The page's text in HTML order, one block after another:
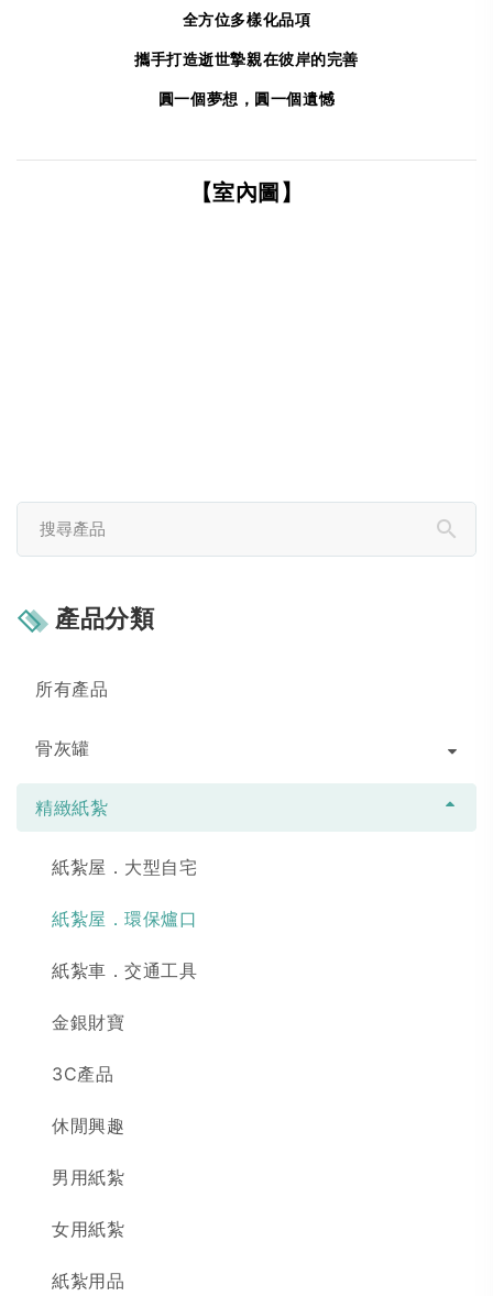
產品分類
所有產品
骨灰罐
精緻紙紮
紙紮屋．大型自宅
紙紮屋．環保爐口
紙紮車．交通工具
金銀財寶
3C產品
休閒興趣
男用紙紮
女用紙紮
紙紮用品
全方位多樣化品項
攜手打造逝世摯親在彼岸的完善
圓一個夢想，圓一個遺憾
【室內圖】